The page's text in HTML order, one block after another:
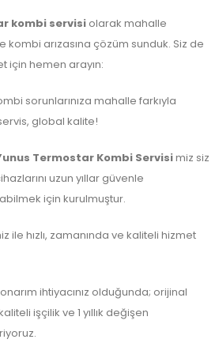
kombi servisi olarak mahalle
arızasına çözüm sunduk. Siz de
için hemen arayın:
sorunlarınıza mahalle farkıyla
global kalite!
Termostar Kombi Servisimiz siz
uzun yıllar güvenle
için kurulmuştur.
ile hızlı, zamanında ve kaliteli hizmet
ihtiyacınız olduğunda; orijinal
işçilik ve 1 yıllık değişen